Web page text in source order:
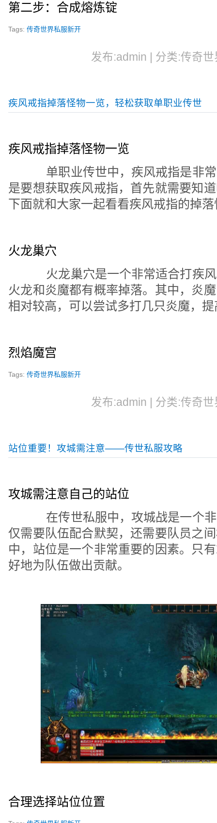
第二步：合成熔炼锭
Tags:传奇世界私服新开
发布:admin | 分类:传奇
疾风戒指掉落怪物一览，轻松获取单职业传世
疾风戒指掉落怪物一览
单职业传世中，疾风戒指是非常
是要想获取疾风戒指，首先就需要知
下面就和大家一起看看疾风戒指的掉
火龙巢穴
火龙巢穴是一个非常适合打疾风
火龙和炎魔都有概率掉落。其中，炎
相对较高，可以尝试多打几只炎魔，
烈焰魔宫
Tags:传奇世界私服新开
发布:admin | 分类:传奇
站位重要！攻城需注意——传世私服攻略
攻城需注意自己的站位
在传世私服中，攻城战是一个非
仅需要队伍配合默契，还需要队员之
中，站位是一个非常重要的因素。只
好地为队伍做出贡献。
合理选择站位位置